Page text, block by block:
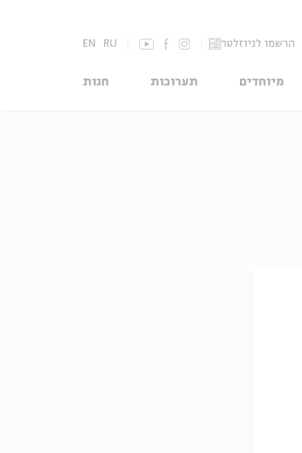
הרשמו לניוזלטר EN RU
מיוחדים תערוכות חנות